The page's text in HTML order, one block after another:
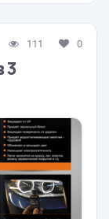
111 0
3